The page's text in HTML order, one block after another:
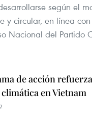
según el
y circular, en línea
Nacional del Partido
de acción refuerza
en Vietnam